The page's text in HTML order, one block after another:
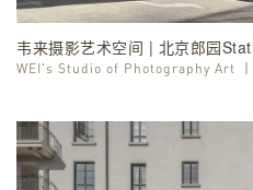
韦来摄影艺术空间 | 北京郎园
WEI's Studio of Photography Art